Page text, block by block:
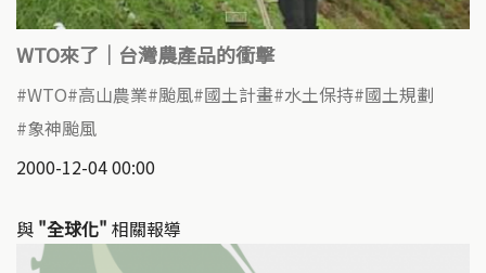
WTO來了｜台灣農產品的衝擊
WTO 高山農業 颱風 國土計畫 水土保持 國土規劃
象神颱風
2000-12-04 00:00
與 "全球化" 相關報導